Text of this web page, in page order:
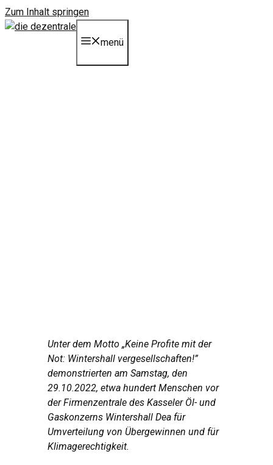
Zum Inhalt springen
menü
Unter dem Motto „Keine Profite mit der
Not: Wintershall vergesellschaften!”
demonstrierten am Samstag, den
29.10.2022, etwa hundert Menschen vor
der Firmenzentrale des Kasseler Öl- und
Gaskonzerns Wintershall Dea für
Umverteilung von Übergewinnen und für
Klimagerechtigkeit.